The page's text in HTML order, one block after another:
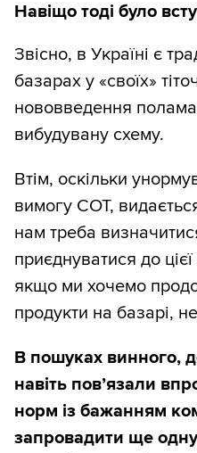
Навіщо тоді було
Звісно, в Україні є
базарах у «своїх»
нововведення
вибудувану схему.
Втім, оскільки
вимогу СОТ,
нам треба
приєднуватися до
якщо ми хочемо
продукти на базарі,
В пошуках винного,
навіть пов’язали
норм із бажанням
запровадити ще